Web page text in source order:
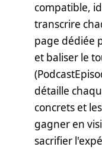
compatible,
transcrire
page dédiée
et baliser le
détaille
concrets et
gagner en
sacrifier